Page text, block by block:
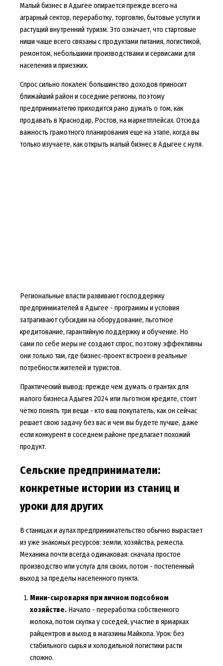
Малый бизнес в Адыгее опирается прежде всего на
аграрный сектор, переработку, торговлю, бытовые услуги и
растущий внутренний туризм. Это означает, что стартовые
ниши чаще всего связаны с продуктами питания, логистикой,
ремонтом, небольшими производствами и сервисами для
населения и приезжих.
Спрос сильно локален: большинство доходов приносит
ближайший район и соседние регионы, поэтому
предпринимателю приходится рано думать о том, как
продавать в Краснодар, Ростов, на маркетплейсах. Отсюда
важность грамотного планирования еще на этапе, когда вы
только изучаете, как открыть малый бизнес в Адыгее с нуля.
Региональные власти развивают господдержку
предпринимателей в Адыгее - программы и условия
затрагивают субсидии на оборудование, льготное
кредитование, гарантийную поддержку и обучение. Но
сами по себе меры не создают спрос, поэтому эффективны
они только там, где бизнес-проект встроен в реальные
потребности жителей и туристов.
Практический вывод: прежде чем думать о грантах для
малого бизнеса Адыгея 2024 или льготном кредите, стоит
чётко понять три вещи - кто ваш покупатель, как он сейчас
решает свою задачу без вас и чем вы будете лучше, даже
если конкурент в соседнем районе предлагает похожий
продукт.
Сельские предприниматели:
конкретные истории из станиц и
уроки для других
В станицах и аулах предпринимательство обычно вырастает
из уже знакомых ресурсов: земли, хозяйства, ремесла.
Механика почти всегда одинаковая: сначала простое
производство или услуга для своих, потом - постепенный
выход за пределы населенного пункта.
Мини-сыроварня при личном подсобном
хозяйстве.Начало - переработка собственного
молока, потом скупка у соседей, участие в ярмарках
райцентров и выход в магазины Майкопа. Урок: без
стабильного сырья и холодильной логистики расти
сложно.